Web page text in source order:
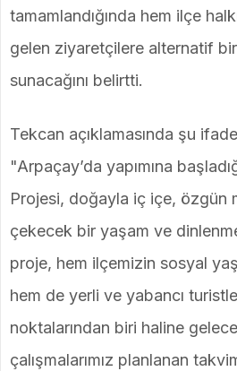
tamamlandığında hem ilçe
gelen ziyaretçilere alternatif bir
sunacağını belirtti.
Tekcan açıklamasında şu
"Arpaçay’da yapımına
Projesi, doğayla iç içe, özgün
çekecek bir yaşam ve
proje, hem ilçemizin sosyal
hem de yerli ve yabancı
noktalarından biri haline
çalışmalarımız planlanan